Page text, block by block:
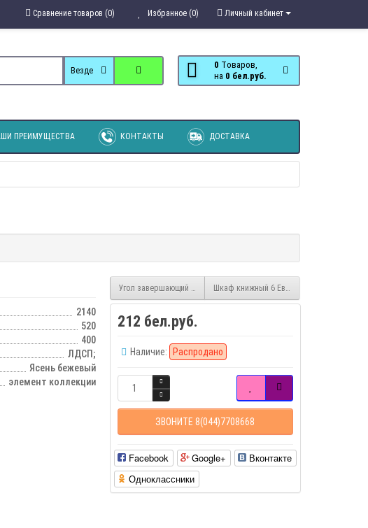
Личный кабинет
Избранное (0)
Сравнение товаров (0)
0 Tоваров,
на
0 бел.руб.
Везде
ПРЕИМУЩЕСТВА КОНТАКТЫ ДОСТАВКА
2140
520
400
ЛДСП;
Ясень бежевый
элемент коллекции
Угол завершающий 7 АкварельШкаф книжный 6 Евро
212 бел.руб.
Наличие: Распродано
ЗВОНИТЕ 8(044)7708668
Facebook Google+
Вконтакте
Одноклассники